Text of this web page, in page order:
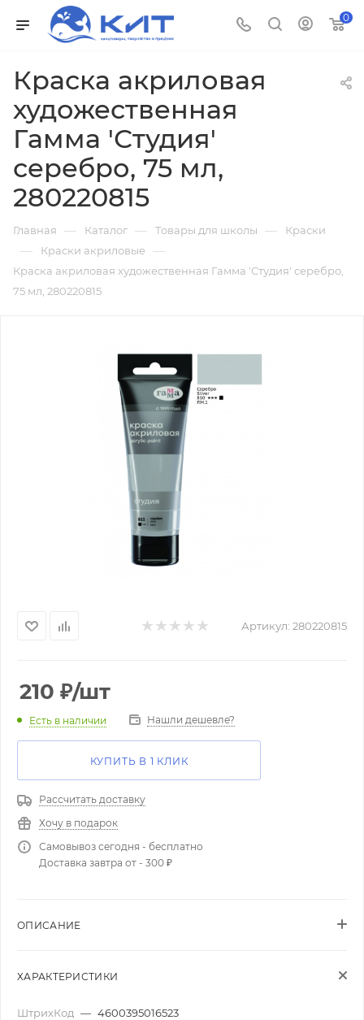
0
Краска акриловая
художественная
Гамма 'Студия'
серебро, 75 мл,
280220815
Главная — Каталог — Товары для школы — Краски
— Краски акриловые —
Краска акриловая художественная Гамма 'Студия' серебро,
75 мл, 280220815
Артикул: 280220815
210 ₽/шт
Есть в наличии Нашли дешевле?
КУПИТЬ В 1 КЛИК
Рассчитать доставку
Хочу в подарок
Самовывоз сегодня - бесплатно
Доставка завтра от - 300 ₽
ОПИСАНИЕ
ХАРАКТЕРИСТИКИ
ШтрихКод — 4600395016523